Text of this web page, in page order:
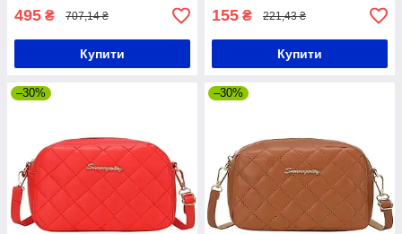
495 ₴ 707,14 ₴
Купити
155 ₴ 221,43 ₴
Купити
–30% –30%